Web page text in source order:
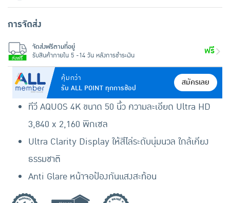
คุ้มกว่า
รับ ALL POINT ทุกการช้อป
สมัครเลย
ทีวี AQUOS 4K ขนาด 50 นิ้ว ความละเอียด Ultra HD
3,840 x 2,160 พิกเซล
Ultra Clarity Display ให้สีไล่ระดับนุ่มนวล ใกล้เคียง
ธรรมชาติ
Anti Glare หน้าจอป้องกันแสงสะท้อน
การจัดส่ง
จัดส่งฟรีตามที่อยู่
รับสินค้าภายใน 5 -14 วัน หลังการชำระเงิน
ฟรี